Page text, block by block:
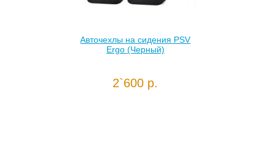
Авточехлы на сидения PSV
Ergo (Черный)
2`600 р.